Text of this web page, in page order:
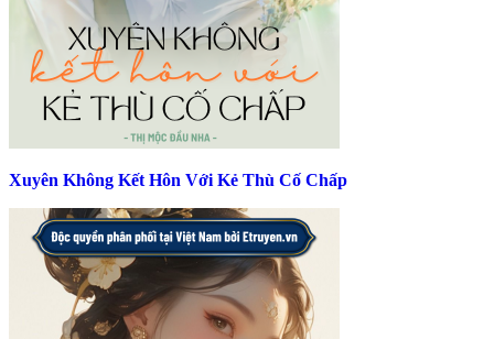
Xuyên Không Kết Hôn Với Kẻ Thù Cố Chấp